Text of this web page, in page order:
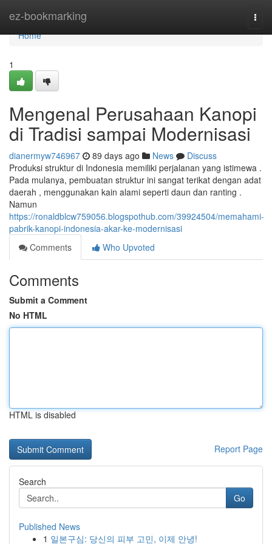
ez-bookmarking
Home
Home
1
Mengenal Perusahaan Kanopi
di Tradisi sampai Modernisasi
dianermyw746967 89 days ago News
Discuss
Produksi struktur di Indonesia memiliki perjalanan yang istimewa .
Pada mulanya, pembuatan struktur ini sangat terikat dengan adat
daerah , menggunakan kain alami seperti daun dan ranting .
Namun
https://ronaldblcw759056.blogspothub.com/39924504/memahami-
pabrik-kanopi-indonesia-akar-ke-modernisasi
Comments
Who Upvoted
Comments
Submit a Comment
No HTML
HTML is disabled
Report Page
Search
Go
Published News
1 일본구심: 당신의 피부 고민, 이제 안녕!